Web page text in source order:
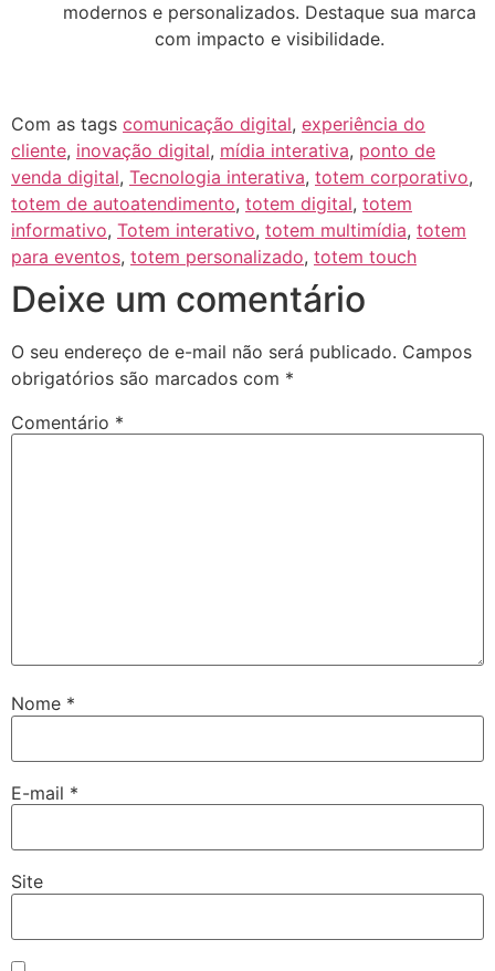
modernos e personalizados. Destaque sua marca
com impacto e visibilidade.
Com as tags comunicação digital, experiência do
cliente, inovação digital, mídia interativa, ponto de
venda digital, Tecnologia interativa, totem corporativo,
totem de autoatendimento, totem digital, totem
informativo, Totem interativo, totem multimídia, totem
para eventos, totem personalizado, totem touch
Deixe um comentário
O seu endereço de e-mail não será publicado. Campos
obrigatórios são marcados com *
Comentário *
Nome *
E-mail *
Site